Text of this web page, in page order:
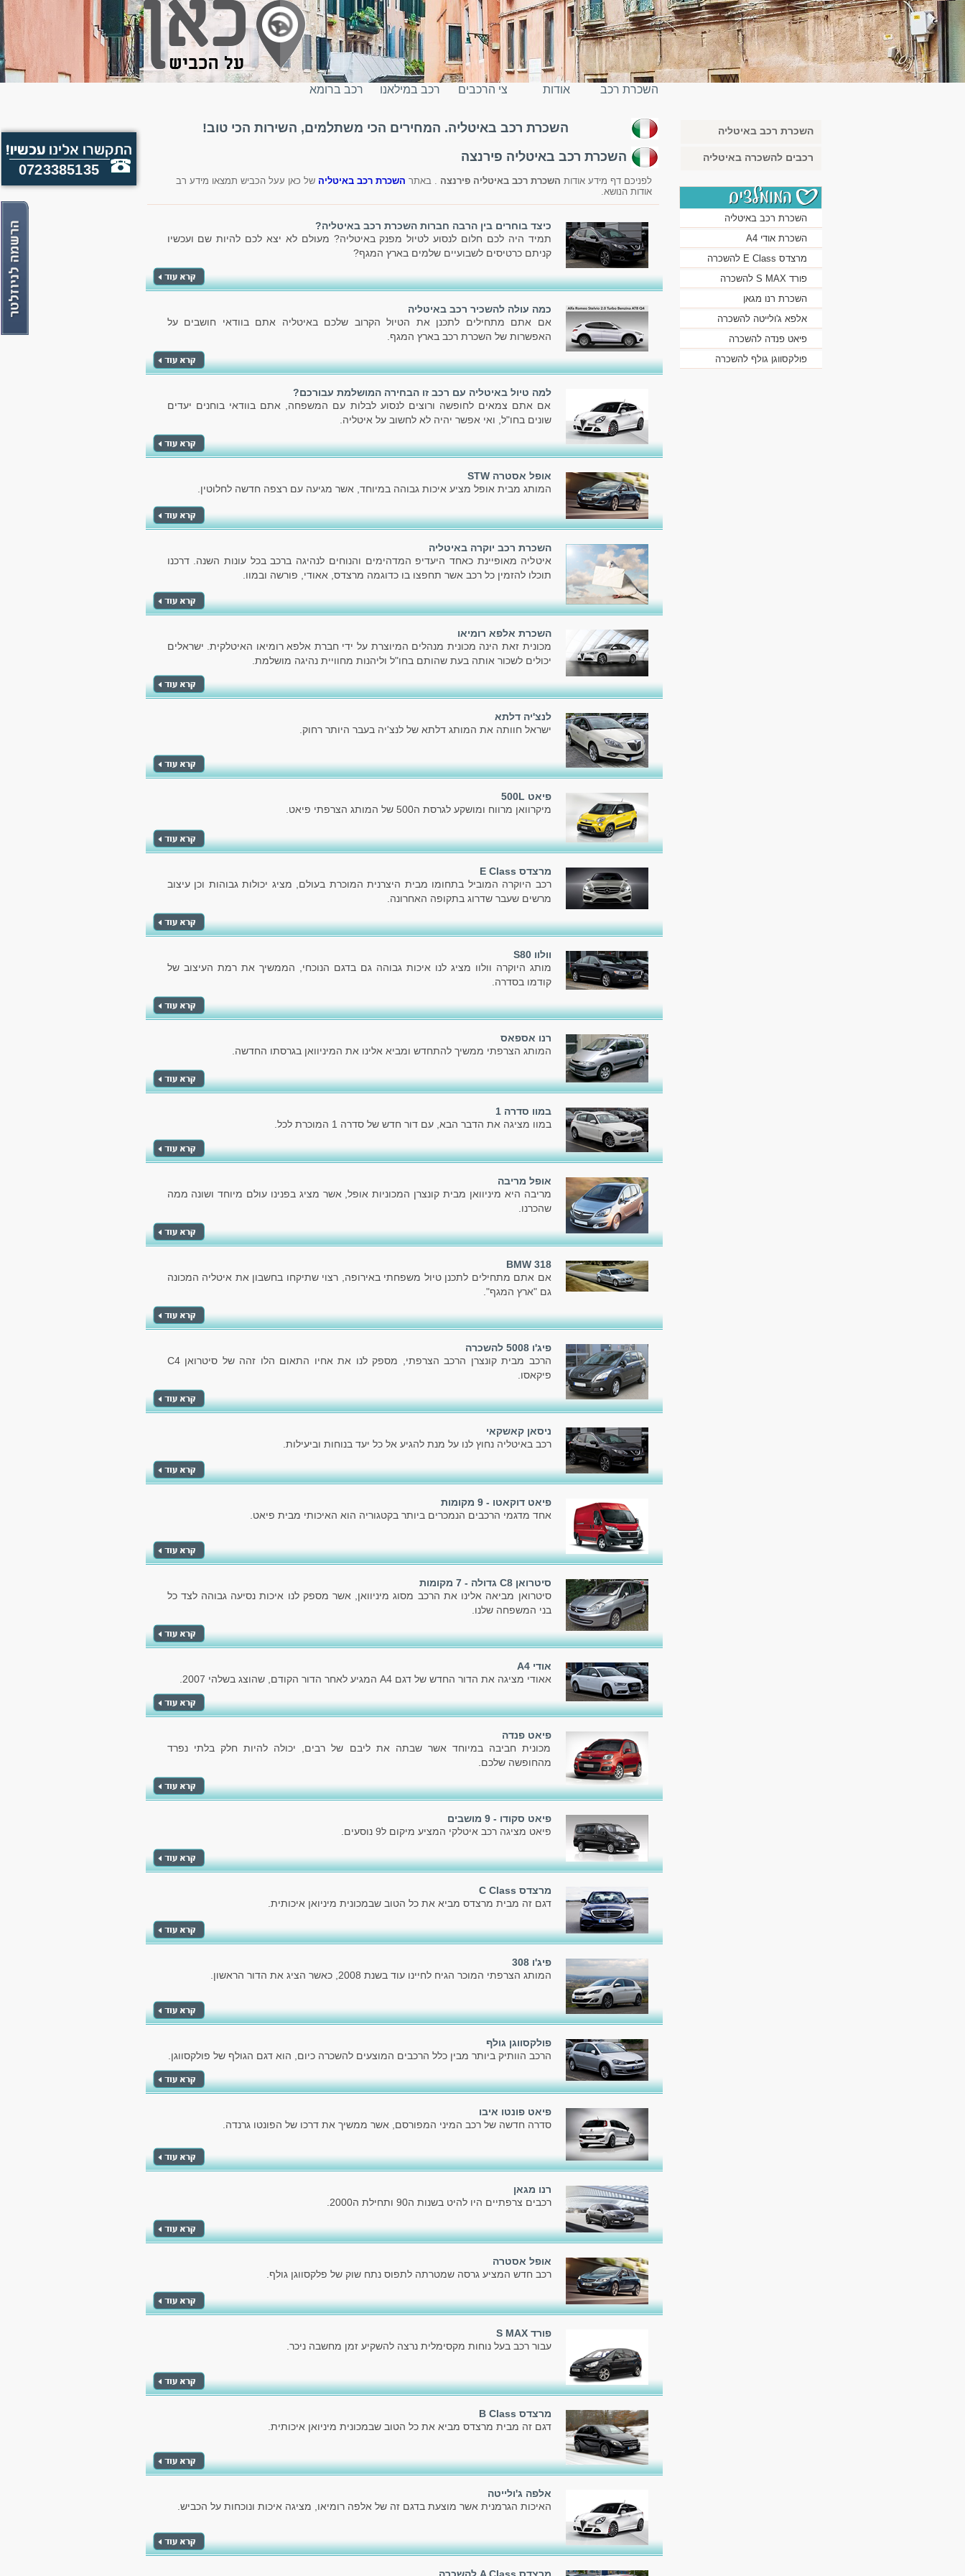
0723385135
השכרת רכב
באיטליה
אודות צי הרכבים רכב במילאנו רכב ברומא
השכרת רכב באיטליה. המחירים הכי משתלמים, השירות הכי טוב!
השכרת רכב באיטליה פירנצה
לפניכם דף מידע אודות השכרת רכב באיטליה פירנצה . באתר השכרת רכב באיטליה של כאן עעל הכביש תמצאו מידע רב
אודות הנושא.
כיצד בוחרים בין הרבה חברות השכרת רכב באיטליה?
תמיד היה לכם חלום לנסוע לטיול מפנק באיטליה? מעולם לא יצא לכם להיות שם ועכשיו
קניתם כרטיסים לשבועיים שלמים בארץ המגף?
כמה עולה להשכיר רכב באיטליה
אם אתם מתחילים לתכנן את הטיול הקרוב שלכם באיטליה אתם בוודאי חושבים על
האפשרות של השכרת רכב בארץ המגף.
למה טיול באיטליה עם רכב זו הבחירה המושלמת עבורכם?
אם אתם צמאים לחופשה ורוצים לנסוע לבלות עם המשפחה, אתם בוודאי בוחנים יעדים
שונים בחו"ל, ואי אפשר יהיה לא לחשוב על איטליה.
אופל אסטרה STW
המותג מבית אופל מציע איכות גבוהה במיוחד, אשר מגיעה עם רצפה חדשה לחלוטין.
השכרת רכב יוקרה באיטליה
איטליה מאופיינת כאחד היעדיפ המדהימים והנוחים לנהיגה ברכב בכל עונות השנה. דרכנו
תוכלו להזמין כל רכב אשר תחפצו בו כדוגמה מרצדס, אאודי, פורשה ובמוו.
השכרת אלפא רומיאו
מכונית זאת הינה מכונית מנהלים המיוצרת על ידי חברת אלפא רומיאו האיטלקית. ישראלים
יכולים לשכור אותה בעת שהותם בחו"ל וליהנות מחוויית נהיגה מושלמת.
לנצ'יה דלתא
ישראל חוותה את המותג דלתא של לנצ'יה בעבר היותר רחוק.
פיאט 500L
מיקרוואן מרווח ומושקע לגרסת ה500 של המותג הצרפתי פיאט.
מרצדס E Class
רכב היוקרה המוביל בתחומו מבית היצרנית המוכרת בעולם, מציג יכולות גבוהות וכן עיצוב
מרשים שעבר שדרוג בתקופה האחרונה.
וולוו S80
מותג היוקרה וולוו מציג לנו איכות גבוהה גם בדגם הנוכחי, הממשיך את רמת העיצוב של
קודמו בסדרה.
רנו אספאס
המותג הצרפתי ממשיך להתחדש ומביא אלינו את המיניוואן בגרסתו החדשה.
במוו סדרה 1
במוו מציגה את הדבר הבא, עם דור חדש של סדרה 1 המוכרת לכל.
אופל מריבה
מריבה היא מיניוואן מבית קונצרן המכוניות אופל, אשר מציג בפנינו עולם מיוחד ושונה ממה
שהכרנו.
BMW 318
אם אתם מתחילים לתכנן טיול משפחתי באירופה, רצוי שתיקחו בחשבון את איטליה המכונה
גם "ארץ המגף".
פיג'ו 5008 להשכרה
הרכב מבית קונצרן הרכב הצרפתי, מספק לנו את אחיו התאום הלו זהה של סיטרואן C4
פיקאסו.
ניסאן קאשקאי
רכב באיטליה נחוץ לנו על מנת להגיע אל כל יעד בנוחות וביעילות.
פיאט דוקאטו - 9 מקומות
אחד מדגמי הרכבים הנמכרים ביותר בקטגוריה הוא האיכותי מבית פיאט.
סיטרואן C8 גדולה - 7 מקומות
סיטרואן מביאה אלינו את הרכב מסוג מיניוואן, אשר מספק לנו איכות נסיעה גבוהה לצד כל
בני המשפחה שלנו.
אודי A4
אאודי מציגה את הדור החדש של דגם A4 המגיע לאחר הדור הקודם, שהוצג בשלהי 2007.
פיאט פנדה
מכונית חביבה במיוחד אשר שבתה את ליבם של רבים, יכולה להיות חלק בלתי נפרד
מהחופשה שלכם.
פיאט סקודו - 9 מושבים
פיאט מציגה רכב איטלקי המציע מיקום ל9 נוסעים.
מרצדס C Class
דגם זה מבית מרצדס מביא את כל הטוב שבמכונית מיניואן איכותית.
פיג'ו 308
המותג הצרפתי המוכר הגיח לחיינו עוד בשנת 2008, כאשר הציג את הדור הראשון.
פולקסווגן גולף
הרכב הוותיק ביותר מבין כלל הרכבים המוצעים להשכרה כיום, הוא דגם הגולף של פולקסווגן.
פיאט פונטו איבו
סדרה חדשה של רכב המיני המפורסם, אשר ממשיך את דרכו של הפונטו גרנדה.
רנו מגאן
רכבים צרפתיים היו להיט בשנות ה90 ותחילת ה2000.
אופל אסטרה
רכב חדש המציע גרסה שמטרתה לתפוס נתח שוק של פלקסווגן גולף.
פורד S MAX
עבור רכב בעל נוחות מקסימלית נרצה להשקיע זמן מחשבה ניכר.
מרצדס B Class
דגם זה מבית מרצדס מביא את כל הטוב שבמכונית מיניואן איכותית.
אלפה ג'ולייטה
האיכות הגרמנית אשר מוצעת בדגם זה של אלפה רומיאו, מציגה איכות ונוכחות על הכביש.
השכרת רכב באיטליה
רכבים להשכרה באיטליה
השכרת רכב באיטליה
השכרת אודי A4
מרצדס E Class להשכרה
פורד S MAX להשכרה
השכרת רנו מגאן
אלפא ג'ולייטה להשכרה
פיאט פנדה להשכרה
פולקסווגן גולף להשכרה